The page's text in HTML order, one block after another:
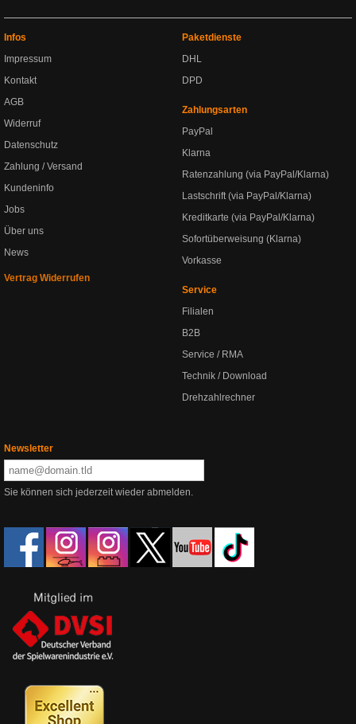
Infos
Impressum
Kontakt
AGB
Widerruf
Datenschutz
Zahlung / Versand
Kundeninfo
Jobs
Über uns
News
Vertrag Widerrufen
Paketdienste
DHL
DPD
Zahlungsarten
PayPal
Klarna
Ratenzahlung (via PayPal/Klarna)
Lastschrift (via PayPal/Klarna)
Kreditkarte (via PayPal/Klarna)
Sofortüberweisung (Klarna)
Vorkasse
Service
Filialen
B2B
Service / RMA
Technik / Download
Drehzahlrechner
Newsletter
Sie können sich jederzeit wieder abmelden.